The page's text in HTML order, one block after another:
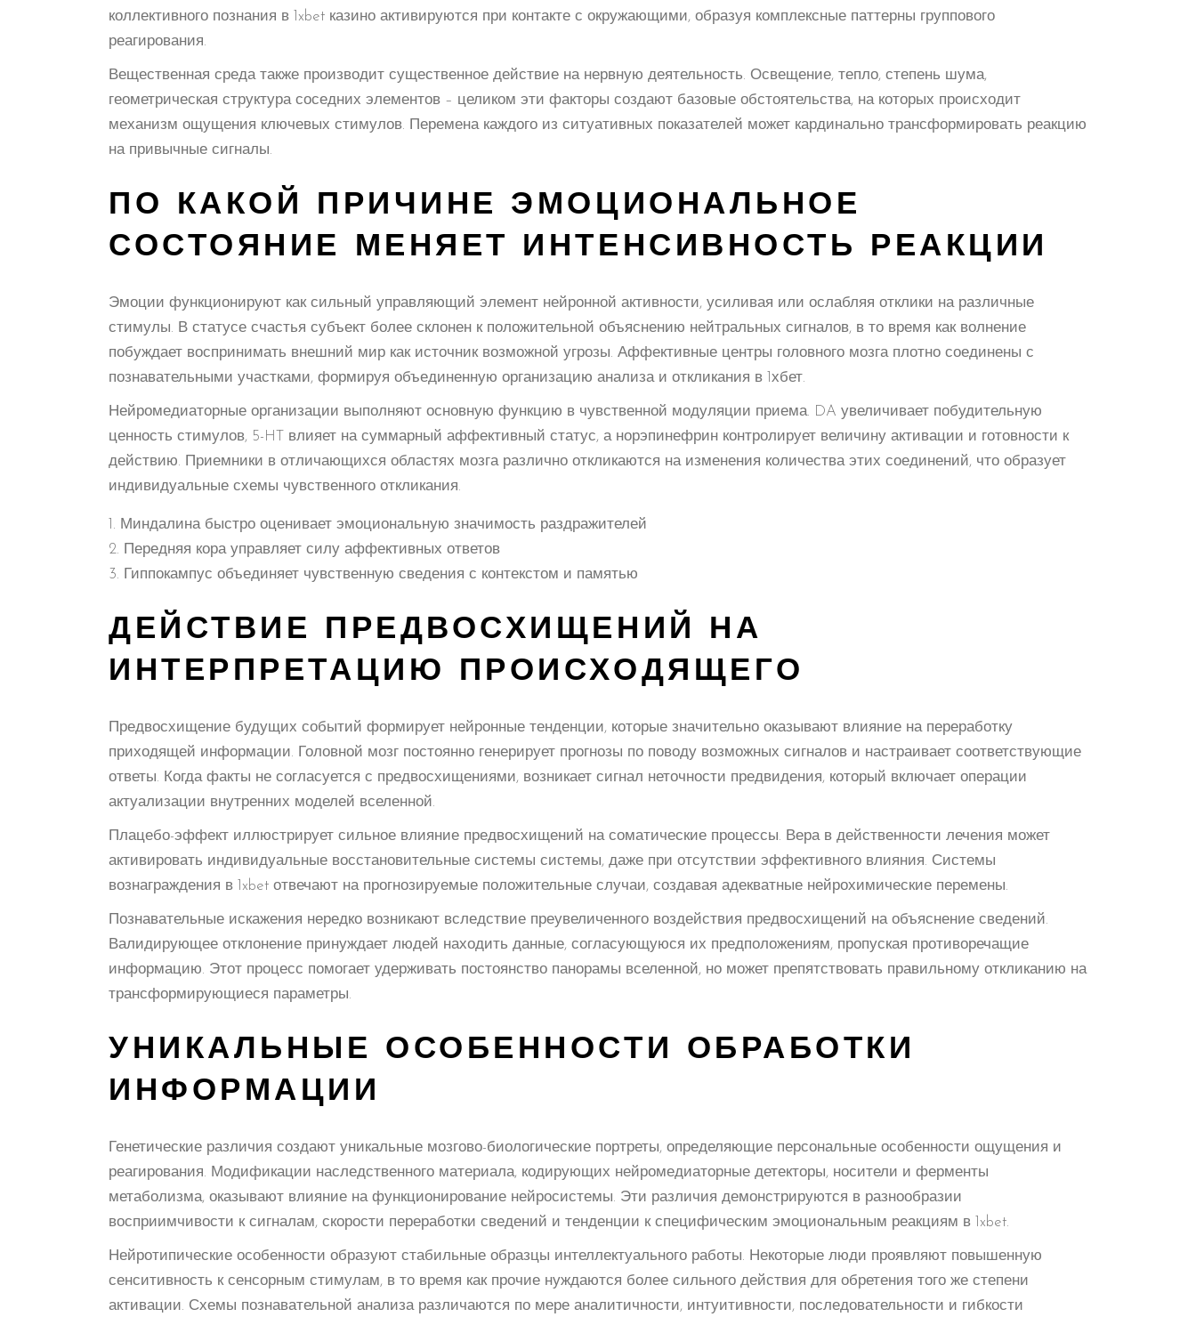
коллективного познания в 1xbet казино активируются при контакте с окружающими, образуя комплексные паттерны группового
реагирования.
Вещественная среда также производит существенное действие на нервную деятельность. Освещение, тепло, степень шума,
геометрическая структура соседних элементов – целиком эти факторы создают базовые обстоятельства, на которых происходит
механизм ощущения ключевых стимулов. Перемена каждого из ситуативных показателей может кардинально трансформировать реакцию
на привычные сигналы.
ПО КАКОЙ ПРИЧИНЕ ЭМОЦИОНАЛЬНОЕ
СОСТОЯНИЕ МЕНЯЕТ ИНТЕНСИВНОСТЬ РЕАКЦИИ
Эмоции функционируют как сильный управляющий элемент нейронной активности, усиливая или ослабляя отклики на различные
стимулы. В статусе счастья субъект более склонен к положительной объяснению нейтральных сигналов, в то время как волнение
побуждает воспринимать внешний мир как источник возможной угрозы. Аффективные центры головного мозга плотно соединены с
познавательными участками, формируя объединенную организацию анализа и откликания в 1хбет.
Нейромедиаторные организации выполняют основную функцию в чувственной модуляции приема. DA увеличивает побудительную
ценность стимулов, 5-HT влияет на суммарный аффективный статус, а норэпинефрин контролирует величину активации и готовности к
действию. Приемники в отличающихся областях мозга различно откликаются на изменения количества этих соединений, что образует
индивидуальные схемы чувственного откликания.
Миндалина быстро оценивает эмоциональную значимость раздражителей
Передняя кора управляет силу аффективных ответов
Гиппокампус объединяет чувственную сведения с контекстом и памятью
ДЕЙСТВИЕ ПРЕДВОСХИЩЕНИЙ НА
ИНТЕРПРЕТАЦИЮ ПРОИСХОДЯЩЕГО
Предвосхищение будущих событий формирует нейронные тенденции, которые значительно оказывают влияние на переработку
приходящей информации. Головной мозг постоянно генерирует прогнозы по поводу возможных сигналов и настраивает соответствующие
ответы. Когда факты не согласуется с предвосхищениями, возникает сигнал неточности предвидения, который включает операции
актуализации внутренних моделей вселенной.
Плацебо-эффект иллюстрирует сильное влияние предвосхищений на соматические процессы. Вера в действенности лечения может
активировать индивидуальные восстановительные системы системы, даже при отсутствии эффективного влияния. Системы
вознаграждения в 1xbet отвечают на прогнозируемые положительные случаи, создавая адекватные нейрохимические перемены.
Познавательные искажения нередко возникают вследствие преувеличенного воздействия предвосхищений на объяснение сведений.
Валидирующее отклонение принуждает людей находить данные, согласующуюся их предположениям, пропуская противоречащие
информацию. Этот процесс помогает удерживать постоянство панорамы вселенной, но может препятствовать правильному откликанию на
трансформирующиеся параметры.
УНИКАЛЬНЫЕ ОСОБЕННОСТИ ОБРАБОТКИ
ИНФОРМАЦИИ
Генетические различия создают уникальные мозгово-биологические портреты, определяющие персональные особенности ощущения и
реагирования. Модификации наследственного материала, кодирующих нейромедиаторные детекторы, носители и ферменты
метаболизма, оказывают влияние на функционирование нейросистемы. Эти различия демонстрируются в разнообразии
восприимчивости к сигналам, скорости переработки сведений и тенденции к специфическим эмоциональным реакциям в 1xbet.
Нейротипические особенности образуют стабильные образцы интеллектуального работы. Некоторые люди проявляют повышенную
сенситивность к сенсорным стимулам, в то время как прочие нуждаются более сильного действия для обретения того же степени
активации. Схемы познавательной анализа различаются по мере аналитичности, интуитивности, последовательности и гибкости